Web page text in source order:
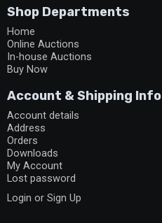
Shop Departments
Home
Online Auctions
In-house Auctions
Buy Now
Account & Shipping Info
Account details
Address
Orders
Downloads
My Account
Lost password
Login or Sign Up